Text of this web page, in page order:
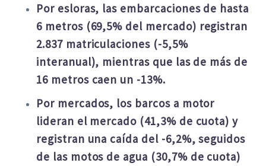
Por esloras, las embarcaciones de hasta
6 metros (69,5% del mercado) registran
2.837 matriculaciones (-5,5%
interanual), mientras que las de más de
16 metros caen un -13%.
Por mercados, los barcos a motor
lideran el mercado (41,3% de cuota) y
registran una caída del -6,2%, seguidos
de las motos de agua (30,7% de cuota)